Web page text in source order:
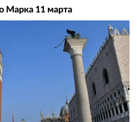
Марка 11 марта